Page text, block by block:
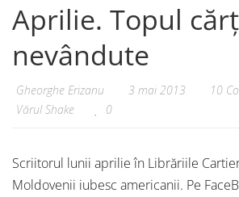
Aprilie. Topul
nevândute
Gheorghe Erizanu 3 mai 2013
10
Vărul Shake
0
Scriitorul lunii aprilie în Librăriile
Moldovenii iubesc americanii. Pe